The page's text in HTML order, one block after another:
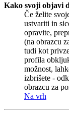
Kako svoji objavi
Če želite
ustvariti in
opravite,
(na obrazcu
tudi kot
profila
možnost,
izbrišete -
obrazcu za
Na vrh